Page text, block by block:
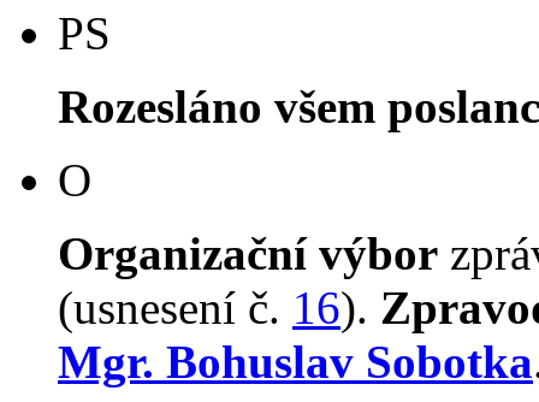
PS
Rozesláno všem
O
Organizační výbor
(usnesení č. 16).
Mgr. Bohuslav Sobotka